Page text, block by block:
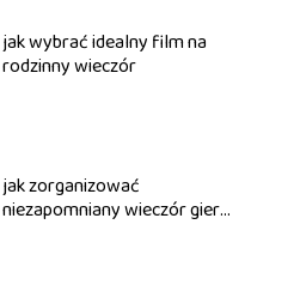
jak wybrać idealny film na
rodzinny wieczór
jak zorganizować
niezapomniany wieczór gier